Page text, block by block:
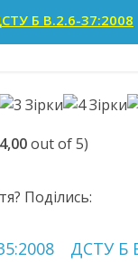
Б В.2.6-37:2008
4,00out of 5)
Поділись:
ДСТУ Б